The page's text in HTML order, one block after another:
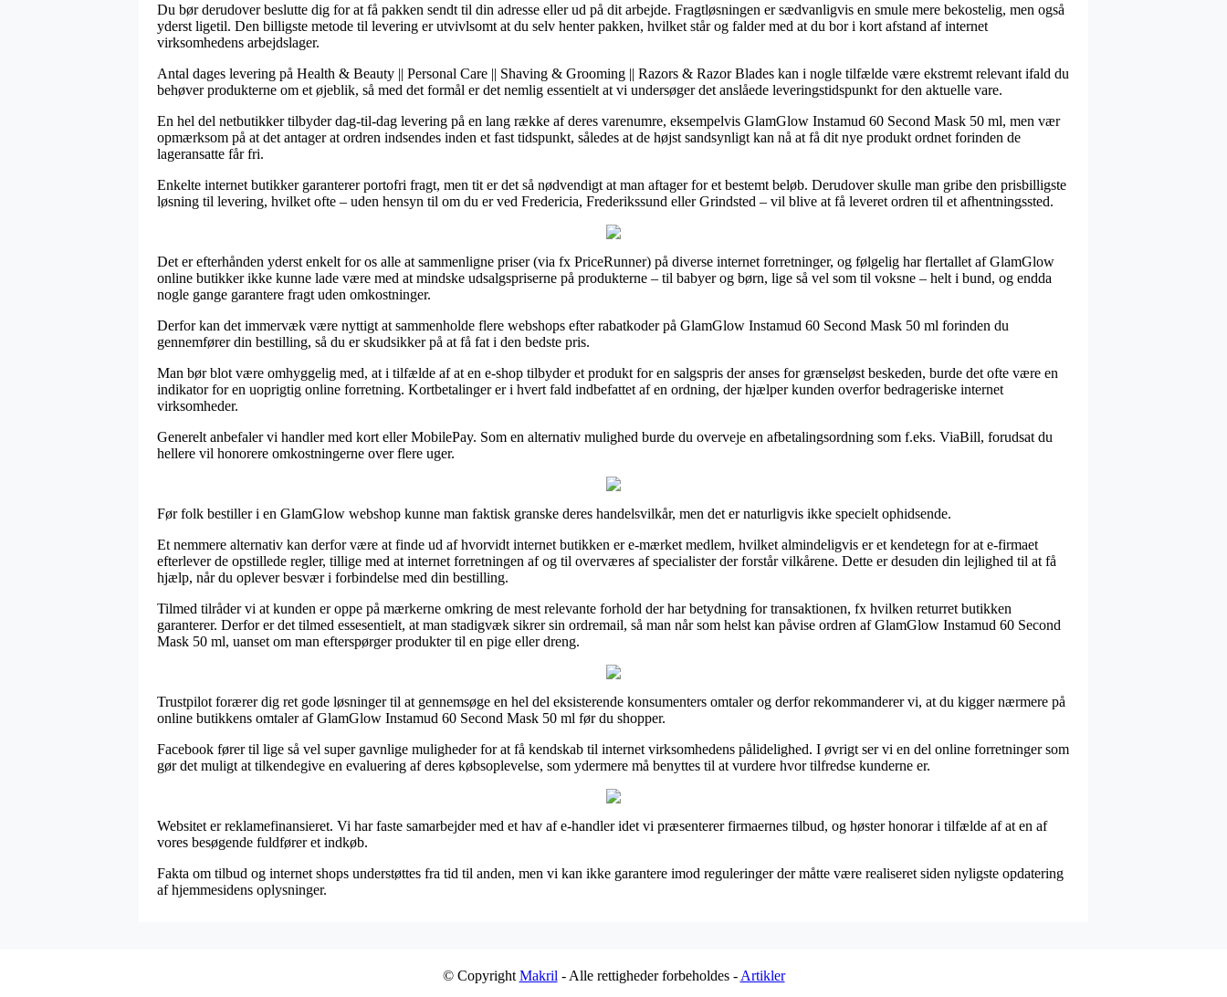
Du bør derudover beslutte dig for at få pakken sendt til din adresse eller ud på dit arbejde. Fragtløsningen er sædvanligvis en smule mere bekostelig, men også
yderst ligetil. Den billigste metode til levering er utvivlsomt at du selv henter pakken, hvilket står og falder med at du bor i kort afstand af internet
virksomhedens arbejdslager.
Antal dages levering på Health & Beauty || Personal Care || Shaving & Grooming || Razors & Razor Blades kan i nogle tilfælde være ekstremt relevant ifald du
behøver produkterne om et øjeblik, så med det formål er det nemlig essentielt at vi undersøger det anslåede leveringstidspunkt for den aktuelle vare.
En hel del netbutikker tilbyder dag-til-dag levering på en lang række af deres varenumre, eksempelvis GlamGlow Instamud 60 Second Mask 50 ml, men vær
opmærksom på at det antager at ordren indsendes inden et fast tidspunkt, således at de højst sandsynligt kan nå at få dit nye produkt ordnet forinden de
lageransatte får fri.
Enkelte internet butikker garanterer portofri fragt, men tit er det så nødvendigt at man aftager for et bestemt beløb. Derudover skulle man gribe den prisbilligste
løsning til levering, hvilket ofte – uden hensyn til om du er ved Fredericia, Frederikssund eller Grindsted – vil blive at få leveret ordren til et afhentningssted.
Det er efterhånden yderst enkelt for os alle at sammenligne priser (via fx PriceRunner) på diverse internet forretninger, og følgelig har flertallet af GlamGlow
online butikker ikke kunne lade være med at mindske udsalgspriserne på produkterne – til babyer og børn, lige så vel som til voksne – helt i bund, og endda
nogle gange garantere fragt uden omkostninger.
Derfor kan det immervæk være nyttigt at sammenholde flere webshops efter rabatkoder på GlamGlow Instamud 60 Second Mask 50 ml forinden du
gennemfører din bestilling, så du er skudsikker på at få fat i den bedste pris.
Man bør blot være omhyggelig med, at i tilfælde af at en e-shop tilbyder et produkt for en salgspris der anses for grænseløst beskeden, burde det ofte være en
indikator for en uoprigtig online forretning. Kortbetalinger er i hvert fald indbefattet af en ordning, der hjælper kunden overfor bedrageriske internet
virksomheder.
Generelt anbefaler vi handler med kort eller MobilePay. Som en alternativ mulighed burde du overveje en afbetalingsordning som f.eks. ViaBill, forudsat du
hellere vil honorere omkostningerne over flere uger.
Før folk bestiller i en GlamGlow webshop kunne man faktisk granske deres handelsvilkår, men det er naturligvis ikke specielt ophidsende.
Et nemmere alternativ kan derfor være at finde ud af hvorvidt internet butikken er e-mærket medlem, hvilket almindeligvis er et kendetegn for at e-firmaet
efterlever de opstillede regler, tillige med at internet forretningen af og til overværes af specialister der forstår vilkårene. Dette er desuden din lejlighed til at få
hjælp, når du oplever besvær i forbindelse med din bestilling.
Tilmed tilråder vi at kunden er oppe på mærkerne omkring de mest relevante forhold der har betydning for transaktionen, fx hvilken returret butikken
garanterer. Derfor er det tilmed essesentielt, at man stadigvæk sikrer sin ordremail, så man når som helst kan påvise ordren af GlamGlow Instamud 60 Second
Mask 50 ml, uanset om man efterspørger produkter til en pige eller dreng.
Trustpilot forærer dig ret gode løsninger til at gennemsøge en hel del eksisterende konsumenters omtaler og derfor rekommanderer vi, at du kigger nærmere på
online butikkens omtaler af GlamGlow Instamud 60 Second Mask 50 ml før du shopper.
Facebook fører til lige så vel super gavnlige muligheder for at få kendskab til internet virksomhedens pålidelighed. I øvrigt ser vi en del online forretninger som
gør det muligt at tilkendegive en evaluering af deres købsoplevelse, som ydermere må benyttes til at vurdere hvor tilfredse kunderne er.
Websitet er reklamefinansieret. Vi har faste samarbejder med et hav af e-handler idet vi præsenterer firmaernes tilbud, og høster honorar i tilfælde af at en af
vores besøgende fuldfører et indkøb.
Fakta om tilbud og internet shops understøttes fra tid til anden, men vi kan ikke garantere imod reguleringer der måtte være realiseret siden nyligste opdatering
af hjemmesidens oplysninger.
© Copyright Makril - Alle rettigheder forbeholdes - Artikler